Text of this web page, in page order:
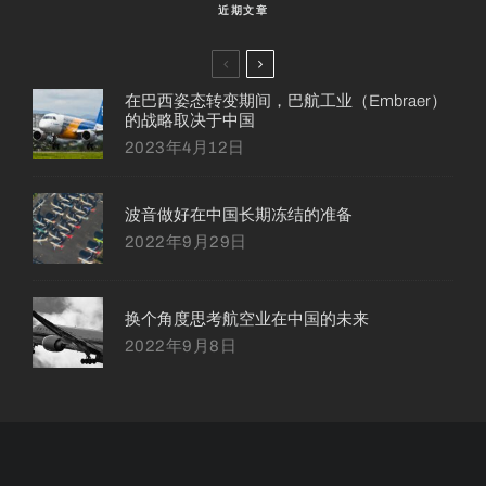
近期文章
在巴西姿态转变期间，巴航工业（Embraer）
的战略取决于中国
2023年4月12日
波音做好在中国长期冻结的准备
2022年9月29日
换个角度思考航空业在中国的未来
2022年9月8日